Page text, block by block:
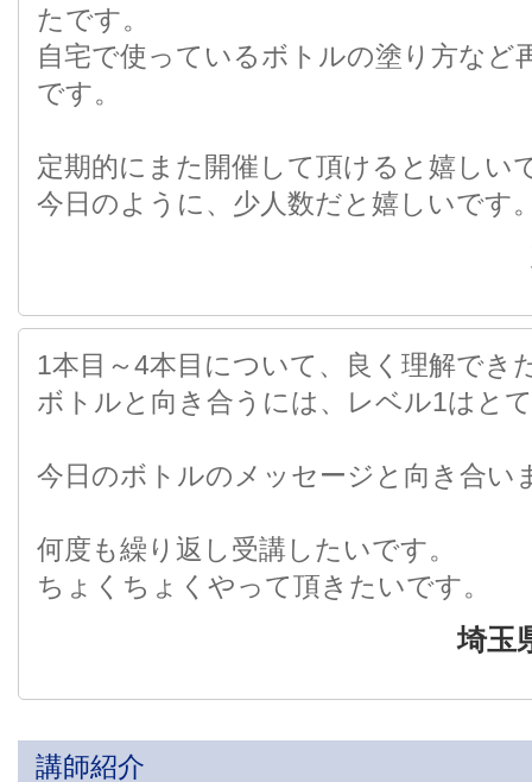
たです。
自宅で使っているボトルの塗り方など
です。
定期的にまた開催して頂けると嬉しい
今日のように、少人数だと嬉しいです
1本目～4本目について、良く理解でき
ボトルと向き合うには、レベル1はと
今日のボトルのメッセージと向き合い
何度も繰り返し受講したいです。
ちょくちょくやって頂きたいです。
埼玉
講師紹介